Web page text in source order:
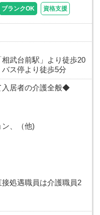
ブランクOK 資格支援
武台前駅」より徒歩20
ス停より徒歩5分
居者の介護全般◆
ン、（他)
処遇職員は介護職員2